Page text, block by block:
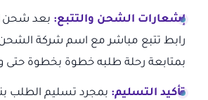
إشعارات الشحن والتتبع: بعد شحن
رابط تتبع مباشر مع اسم شركة
بمتابعة رحلة طلبه خطوة بخطوة حتى
تأكيد التسليم: بمجرد تسليم الطلب